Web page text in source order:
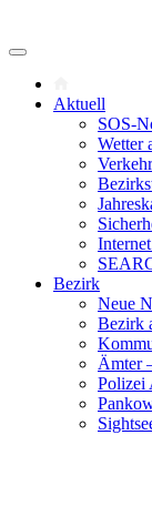
Aktuell
SOS-
Wetter
Verkehr
Bezirk
Neue
Bezirk
Ämter
Polizei